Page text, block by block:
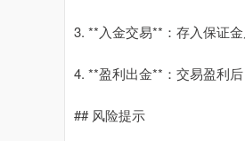
3. **入金交易**：存入保证
4. **盈利出金**：交易盈利
## 风险提示